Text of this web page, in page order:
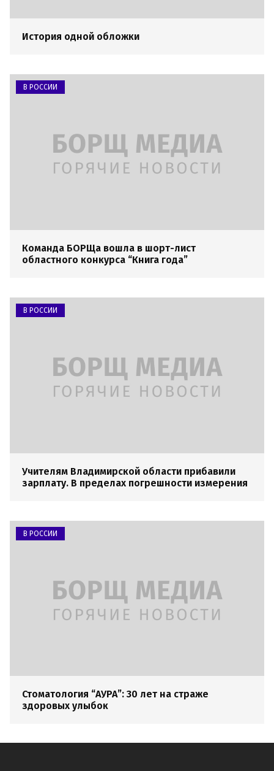
История одной обложки
В РОССИИ
Команда БОРЩа вошла в шорт-лист
областного конкурса “Книга года”
В РОССИИ
Учителям Владимирской области прибавили
зарплату. В пределах погрешности измерения
В РОССИИ
Стоматология “АУРА”: 30 лет на страже
здоровых улыбок